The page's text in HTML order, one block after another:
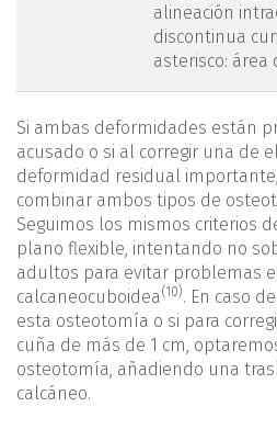
alineación
discontinua
asterisco: área
Si ambas deformidades están
acusado o si al corregir una de
deformidad residual
combinar ambos tipos de
Seguimos los mismos criterios
plano flexible, intentando no
adultos para evitar problemas
calcaneocuboidea (10). En caso
esta osteotomía o si para
cuña de más de 1 cm,
osteotomía, añadiendo una
calcáneo.